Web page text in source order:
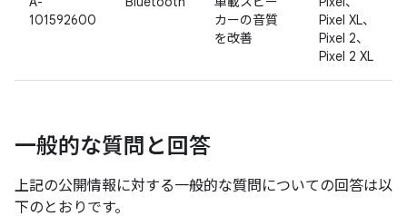
101592600
カーの音質
を改善
Pixel XL、
Pixel 2、
Pixel 2 XL
一般的な質問と回答
上記の公開情報に対する一般的な質問についての回答は以
下のとおりです。